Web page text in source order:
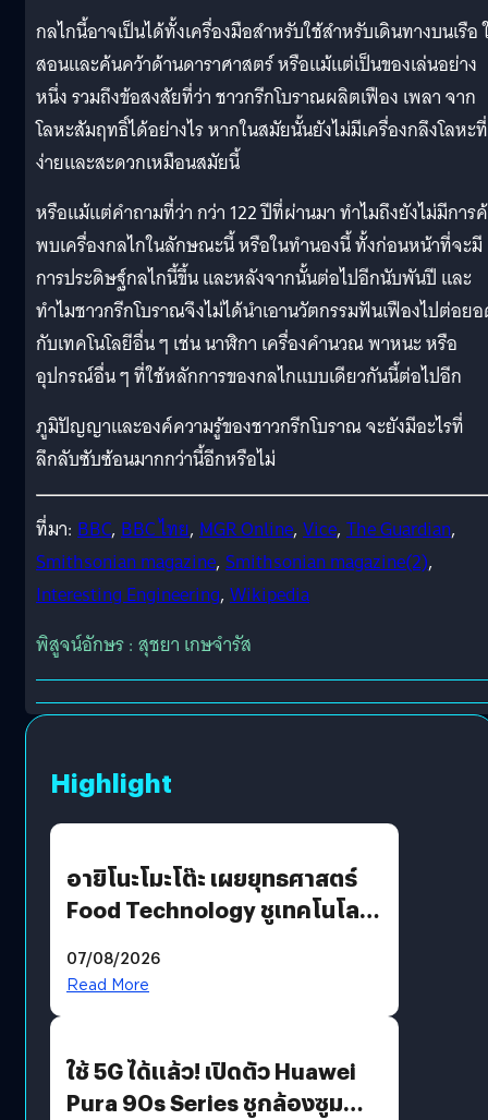
กลไกนี้อาจเป็นได้ทั้งเครื่องมือสำหรับใช้สำหรับเดินทางบนเรือ
สอนและค้นคว้าด้านดาราศาสตร์ หรือแม้แต่เป็นของเล่นอย่าง
หนึ่ง รวมถึงข้อสงสัยที่ว่า ชาวกรีกโบราณผลิตเฟือง เพลา จาก
โลหะสัมฤทธิ์ได้อย่างไร หากในสมัยนั้นยังไม่มีเครื่องกลึงโลหะที่
ง่ายและสะดวกเหมือนสมัยนี้
หรือแม้แต่คำถามที่ว่า กว่า 122 ปีที่ผ่านมา ทำไมถึงยังไม่มีการ
พบเครื่องกลไกในลักษณะนี้ หรือในทำนองนี้ ทั้งก่อนหน้าที่จะมี
การประดิษฐ์กลไกนี้ขึ้น และหลังจากนั้นต่อไปอีกนับพันปี และ
ทำไมชาวกรีกโบราณจึงไม่ได้นำเอานวัตกรรมฟันเฟืองไปต่อย
กับเทคโนโลยีอื่น ๆ เช่น นาฬิกา เครื่องคำนวณ พาหนะ หรือ
อุปกรณ์อื่น ๆ ที่ใช้หลักการของกลไกแบบเดียวกันนี้ต่อไปอีก
ภูมิปัญญาและองค์ความรู้ของชาวกรีกโบราณ จะยังมีอะไรที่
ลึกลับซับซ้อนมากกว่านี้อีกหรือไม่
ที่มา: BBC, BBC ไทย, MGR Online, Vice, The Guardian,
Smithsonian magazine, Smithsonian magazine(2),
Interesting Engineering, Wikipedia
พิสูจน์อักษร : สุชยา เกษจำรัส
Highlight
อายิโนะโมะโต๊ะ เผยยุทธศาสตร์
Food Technology ชูเทคโนโลยี
บริโภคและ B2B
07/08/2026
Read More
ใช้ 5G ได้แล้ว! เปิดตัว Huawei
Pura 90s Series ชูกล้องซูม